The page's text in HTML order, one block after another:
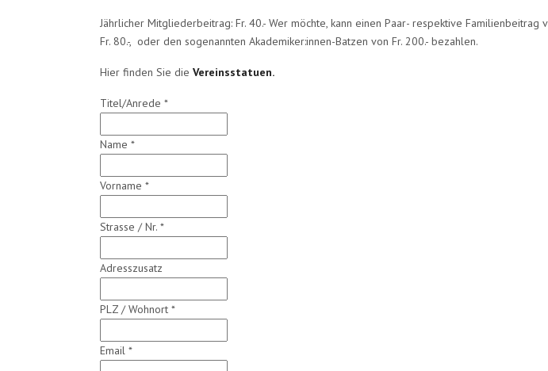
Jährlicher Mitgliederbeitrag: Fr. 40.- Wer möchte, kann einen Paar- respektive Familienbeitrag
Fr. 80.-, oder den sogenannten Akademiker:innen-Batzen von Fr. 200.- bezahlen.
Hier finden Sie die Vereinsstatuen.
Titel/Anrede *
Name *
Vorname *
Strasse / Nr. *
Adresszusatz
PLZ / Wohnort *
Email *